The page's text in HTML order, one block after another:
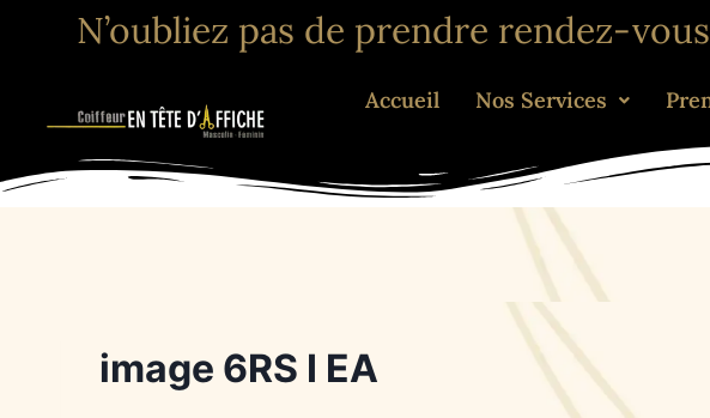
N’oubliez pas de prendre rendez-
Accueil Nos Services
image 6RS I EA